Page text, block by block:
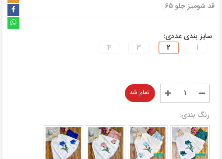
قد شومیز جلو 65
سایز بندی عددی:
1
2
3
4
تمام شد
رنگ بندی: